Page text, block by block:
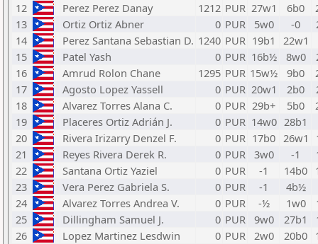
12
Perez Perez Danay 1212 PUR 27w1 6b0
13
Ortiz Ortiz Abner 0 PUR 5w0 -0
14
Perez Santana Sebastian D. 1240 PUR 19b1 22w1
15
Patel Yash 0 PUR 16b½ 8w0
16
Amrud Rolon Chane 1295 PUR 15w½ 9b0
17
Agosto Lopez Yassell 0 PUR 20w1 2b0
18
Alvarez Torres Alana C. 0 PUR 29b+ 5b0
19
Placeres Ortiz Adrián J. 0 PUR 14w0 28b1
20
Rivera Irizarry Denzel F. 0 PUR 17b0 26w1
21
Reyes Rivera Derek R. 0 PUR 3w0 -1
22
Santana Ortiz Yaziel 0 PUR -1 14b0
23
Vera Perez Gabriela S. 0 PUR -1
4b½
24
Alvarez Torres Andrea V. 0 PUR -½ 1w0
25
Dillingham Samuel J. 0 PUR 9w0 27b1
26
Lopez Martinez Lesdwin 0 PUR 2w0 20b0